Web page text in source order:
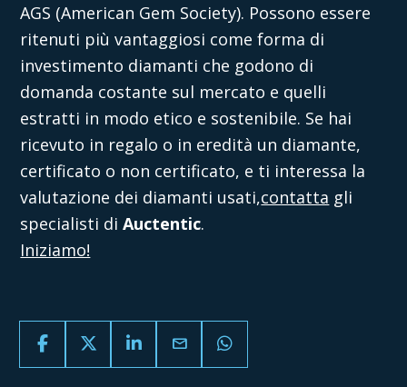
AGS (American Gem Society). Possono essere
ritenuti più vantaggiosi come forma di
investimento diamanti che godono di
domanda costante sul mercato e quelli
estratti in modo etico e sostenibile. Se hai
ricevuto in regalo o in eredità un diamante,
certificato o non certificato, e ti interessa la
valutazione dei diamanti usati,contatta gli
specialisti diAuctentic.
Iniziamo!
email